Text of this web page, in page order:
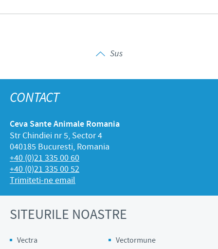
Sus
CONTACT
Ceva Sante Animale Romania
Str Chindiei nr 5, Sector 4
040185 Bucuresti, Romania
+40 (0)21 335 00 60
+40 (0)21 335 00 52
Trimiteti-ne email
SITEURILE NOASTRE
Vectra
Vectormune